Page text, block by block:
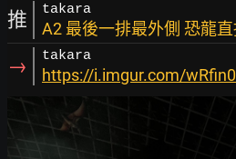
推 takara
A2 最後一排最外側 恐龍
→ takara
https://i.imgur.com/